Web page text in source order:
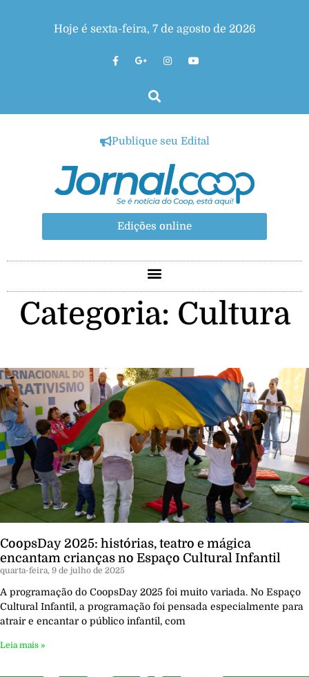
Hoje é sexta-feira, 7 de agosto de 2026
Publique seu Edital
Edições online
Categoria: Cultura
CoopsDay 2025: histórias, teatro e mágica
encantam crianças no Espaço Cultural Infantil
quarta-feira, 9 de julho de 2025
A programação do CoopsDay 2025 foi muito variada. No Espaço
Cultural Infantil, a programação foi pensada especialmente para
atrair e encantar o público infantil, com
Leia mais »